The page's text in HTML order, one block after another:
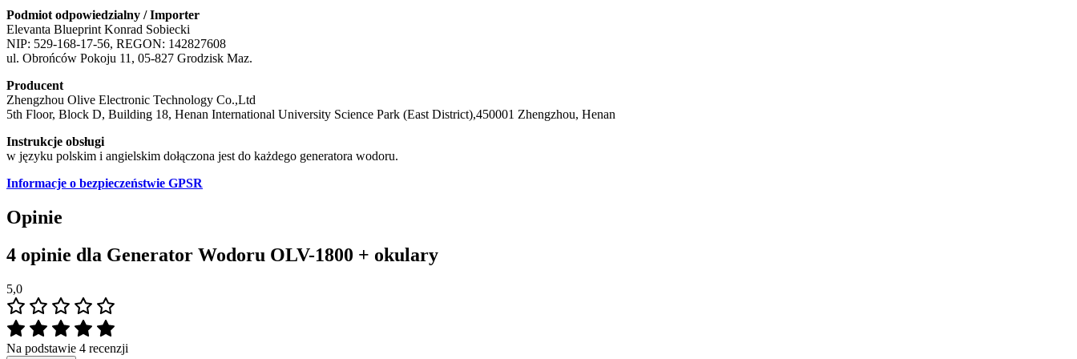
Podmiot odpowiedzialny / Importer
Elevanta Blueprint Konrad Sobiecki
NIP: 529-168-17-56, REGON: 142827608
ul. Obrońców Pokoju 11, 05-827 Grodzisk Maz.
Producent
Zhengzhou Olive Electronic Technology Co.,Ltd
5th Floor, Block D, Building 18, Henan International University Science Park (East District),450001 Zhengzhou, Henan
Instrukcje obsługi
w języku polskim i angielskim dołączona jest do każdego generatora wodoru.
Informacje o bezpieczeństwie GPSR
Opinie
4 opinie dla Generator Wodoru OLV-1800 + okulary
5,0
Na podstawie 4 recenzji